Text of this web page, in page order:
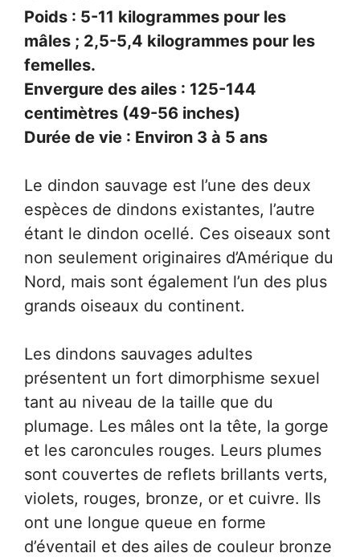
Poids : 5-11 kilogrammes pour les
mâles ; 2,5-5,4 kilogrammes pour les
femelles.
Envergure des ailes : 125-144
centimètres (49-56 inches)
Durée de vie : Environ 3 à 5 ans
Le dindon sauvage est l’une des deux
espèces de dindons existantes, l’autre
étant le dindon ocellé. Ces oiseaux sont
non seulement originaires d’Amérique du
Nord, mais sont également l’un des plus
grands oiseaux du continent.
Les dindons sauvages adultes
présentent un fort dimorphisme sexuel
tant au niveau de la taille que du
plumage. Les mâles ont la tête, la gorge
et les caroncules rouges. Leurs plumes
sont couvertes de reflets brillants verts,
violets, rouges, bronze, or et cuivre. Ils
ont une longue queue en forme
d’éventail et des ailes de couleur bronze